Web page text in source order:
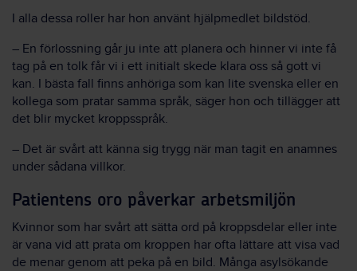
I alla dessa roller har hon använt hjälpmedlet bildstöd.
– En förlossning går ju inte att planera och hinner vi inte få
tag på en tolk får vi i ett initialt skede klara oss så gott vi
kan. I bästa fall finns anhöriga som kan lite svenska eller en
kollega som pratar samma språk, säger hon och tillägger att
det blir mycket kroppsspråk.
– Det är svårt att känna sig trygg när man tagit en anamnes
under sådana villkor.
Patientens oro påverkar arbetsmiljön
Kvinnor som har svårt att sätta ord på kroppsdelar eller inte
är vana vid att prata om kroppen har ofta lättare att visa vad
de menar genom att peka på en bild. Många asylsökande